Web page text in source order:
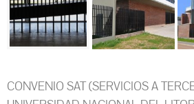
CONVENIO SAT (SERVICIOS A